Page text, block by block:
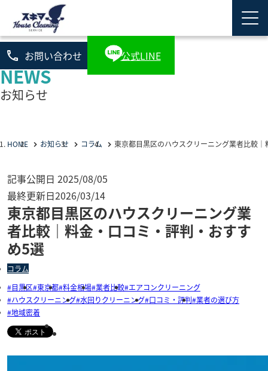
NEWS
お知らせ
HOME お知らせ コラム 東京都目黒区のハウスクリーニング業者比較
記事公開日 2025/08/05
最終更新日2026/03/14
東京都目黒区のハウスクリーニング業
者比較｜料金・口コミ・評判・おすす
め5選
コラム
目黒区 東京都 料金相場 業者比較 エアコンクリーニング
ハウスクリーニング 水回りクリーニング 口コミ・評判 業者の選び方
地域密着
phone お問い合わせ 公式LINE